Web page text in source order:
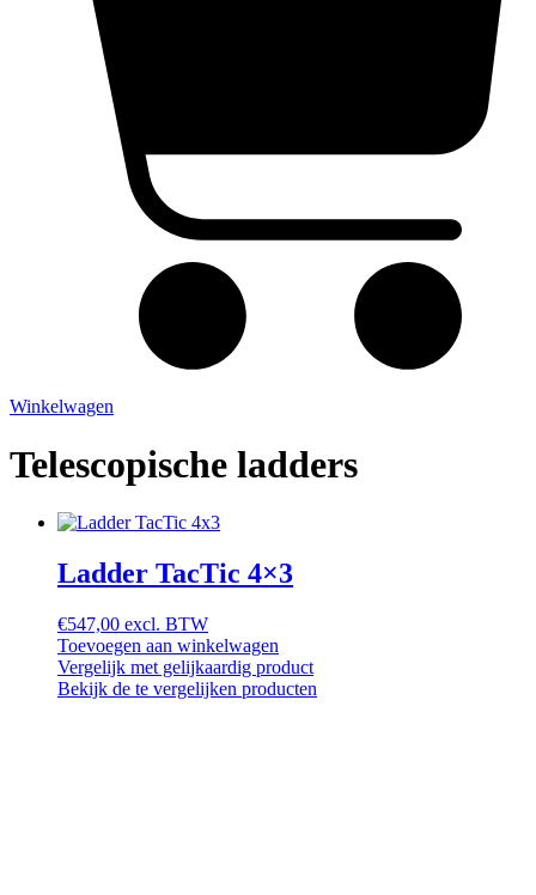
Winkelwagen
Telescopische ladders
Ladder TacTic 4×3
€547,00 excl. BTW
Toevoegen aan winkelwagen
Vergelijk met gelijkaardig product
Bekijk de te vergelijken producten